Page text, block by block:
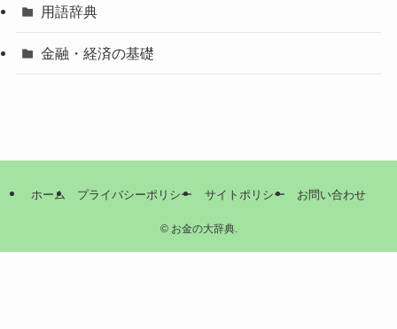
用語辞典
金融・経済の基礎
ホーム プライバシーポリシー サイトポリシー お問い合わせ
©お金の大辞典.